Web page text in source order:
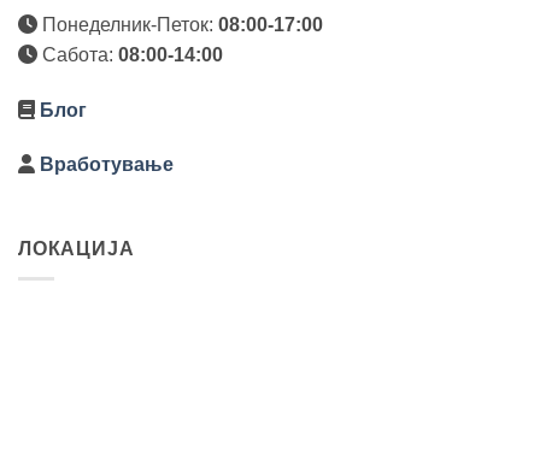
Понеделник-Петок: 08:00-17:00
Сабота: 08:00-14:00
Блог
Вработување
ЛОКАЦИЈА